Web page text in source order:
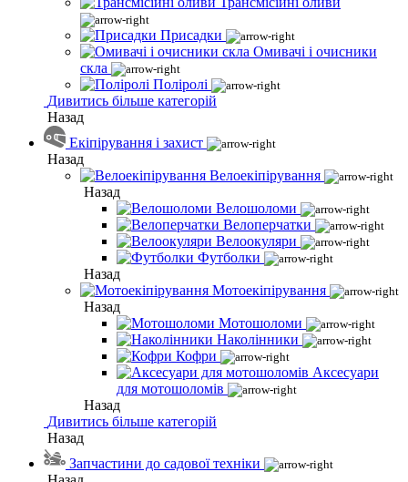
Присадки
Омивачі і очисники
скла
Поліролі
Дивитись більше категорій
Назад
Екіпірування і захист
Назад
Велоекіпірування
Назад
Велошоломи
Велоперчатки
Велоокуляри
Футболки
Назад
Мотоекіпірування
Назад
Мотошоломи
Наколінники
Кофри
Аксесуари
для мотошоломів
Назад
Дивитись більше категорій
Назад
Запчастини до садової техніки